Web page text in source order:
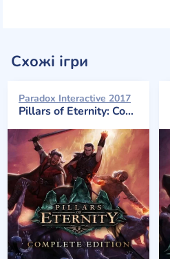
Схожі ігри
Paradox Interactive 2017
Pillars of Eternity: Complete Edition (Complete Edition)